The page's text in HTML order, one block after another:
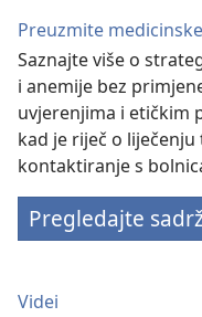
Preuzmite
Saznajte više o
i anemije bez
uvjerenjima i etičkim
kad je riječ o
kontaktiranje s
Pregledajte
Videi